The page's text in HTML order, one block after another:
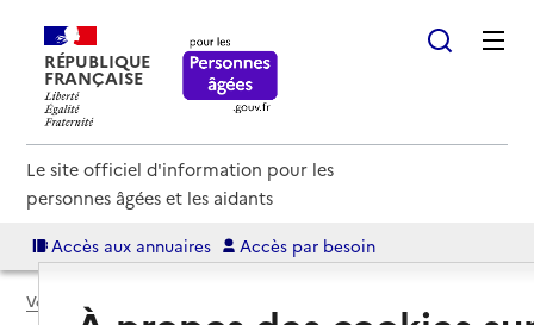
RÉPUBLIQUE
FRANÇAISE
Le site officiel d'information pour les
personnes âgées et les aidants
Accès aux annuaires Accès par besoin
Voir le fil d’Ariane